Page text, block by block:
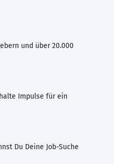
und über 20.000
Impulse für ein
Du Deine Job-Suche